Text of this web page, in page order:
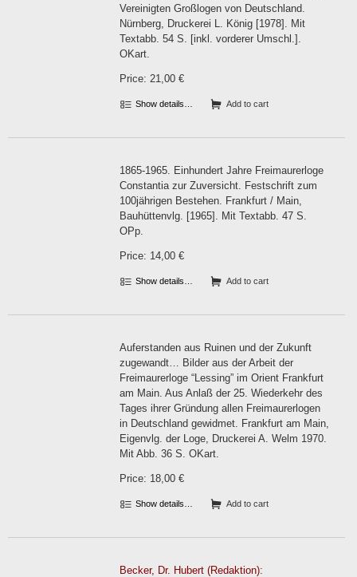
Vereinigten Großlogen von Deutschland.
Nürnberg, Druckerei L. König [1978]. Mit
Textabb. 54 S. [inkl. vorderer Umschl.].
OKart.
Price: 21,00 €
Show details… Add to cart
1865-1965. Einhundert Jahre Freimaurerloge
Constantia zur Zuversicht. Festschrift zum
100jährigen Bestehen. Frankfurt / Main,
Bauhüttenvlg. [1965]. Mit Textabb. 47 S.
OPp.
Price: 14,00 €
Show details… Add to cart
Auferstanden aus Ruinen und der Zukunft
zugewandt… Bilder aus der Arbeit der
Freimaurerloge “Lessing” im Orient Frankfurt
am Main. Aus Anlaß der 25. Wiederkehr des
Tages ihrer Gründung allen Freimaurerlogen
in Deutschland gewidmet. Frankfurt am Main,
Eigenvlg. der Loge, Druckerei A. Welm 1970.
Mit Abb. 36 S. OKart.
Price: 18,00 €
Show details… Add to cart
Becker, Dr. Hubert (Redaktion):